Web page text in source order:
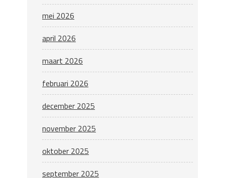
mei 2026
april 2026
maart 2026
februari 2026
december 2025
november 2025
oktober 2025
september 2025